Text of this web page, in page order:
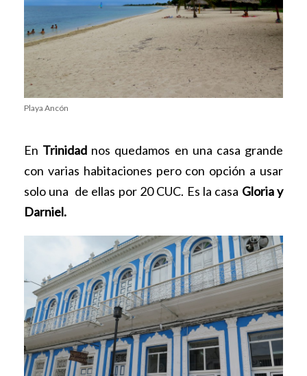
Playa Ancón
En Trinidad nos quedamos en una casa grande
con varias habitaciones pero con opción a usar
solo una de ellas por 20 CUC. Es la casa Gloria y
Darniel.